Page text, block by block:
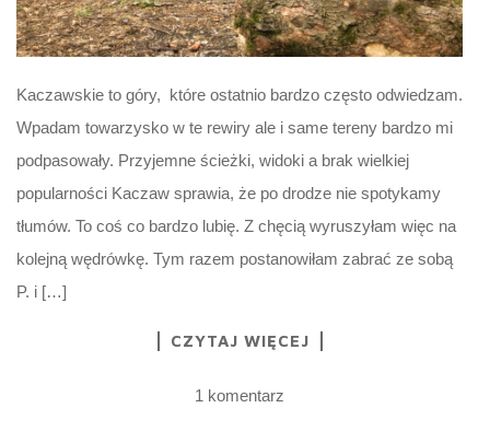
Kaczawskie to góry, które ostatnio bardzo często odwiedzam.
Wpadam towarzysko w te rewiry ale i same tereny bardzo mi
podpasowały. Przyjemne ścieżki, widoki a brak wielkiej
popularności Kaczaw sprawia, że po drodze nie spotykamy
tłumów. To coś co bardzo lubię. Z chęcią wyruszyłam więc na
kolejną wędrówkę. Tym razem postanowiłam zabrać ze sobą
P. i […]
CZYTAJ WIĘCEJ
1 komentarz